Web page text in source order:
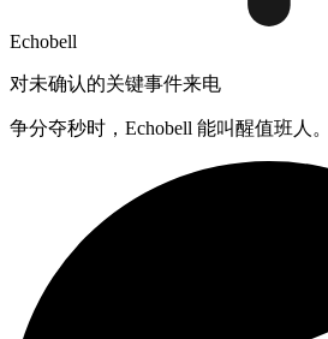
Echobell
对未确认的关键事件来电
争分夺秒时，Echobell 能叫醒值班人。